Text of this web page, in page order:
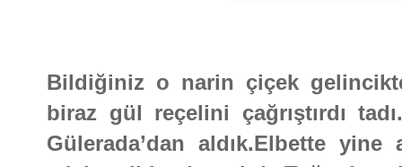
Bildiğiniz o narin çiçek
biraz gül reçelini çağrıştırdı
Gülerada’dan aldık.Elbette yine